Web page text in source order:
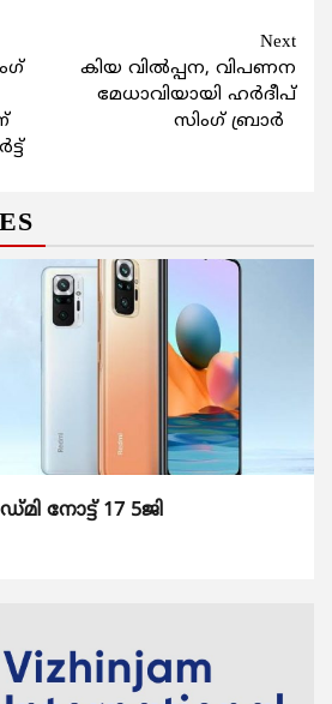
Next
കിയ വില്‍പ്പന, വിപണന
മേധാവിയായി ഹര്‍ദീപ്
സിംഗ് ബ്രാര്‍
നോട്ട് 17 5ജി